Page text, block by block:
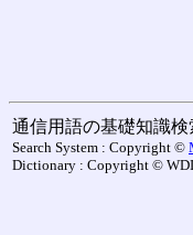
通信用語の基礎知識検
Search System : Copyright ©
Dictionary : Copyright ©